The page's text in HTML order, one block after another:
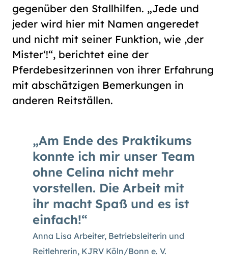
gegenüber den Stallhilfen. „Jede und
jeder wird hier mit Namen angeredet
und nicht mit seiner Funktion, wie ‚der
Mister‘!“, berichtet eine der
Pferdebesitzerinnen von ihrer Erfahrung
mit abschätzigen Bemerkungen in
anderen Reitställen.
Am Ende des Praktikums
konnte ich mir unser Team
ohne Celina nicht mehr
vorstellen. Die Arbeit mit
ihr macht Spaß und es ist
einfach!
Anna Lisa Arbeiter, Betriebsleiterin und
Reitlehrerin, KJRV Köln/Bonn e. V.